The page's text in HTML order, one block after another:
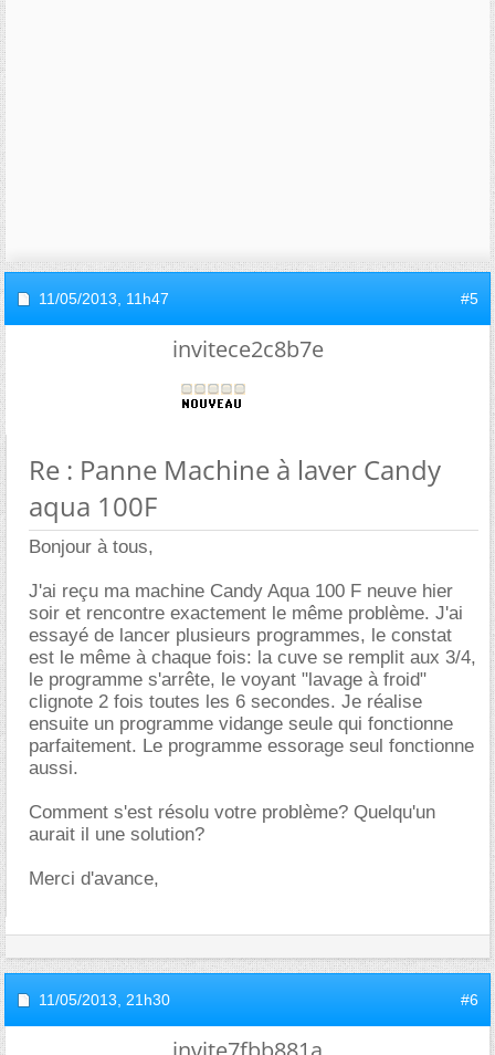
11/05/2013, 11h47 #5
invitece2c8b7e
Re : Panne Machine à laver Candy
aqua 100F
Bonjour à tous,
J'ai reçu ma machine Candy Aqua 100 F neuve hier
soir et rencontre exactement le même problème. J'ai
essayé de lancer plusieurs programmes, le constat
est le même à chaque fois: la cuve se remplit aux 3/4,
le programme s'arrête, le voyant "lavage à froid"
clignote 2 fois toutes les 6 secondes. Je réalise
ensuite un programme vidange seule qui fonctionne
parfaitement. Le programme essorage seul fonctionne
aussi.
Comment s'est résolu votre problème? Quelqu'un
aurait il une solution?
Merci d'avance,
11/05/2013, 21h30 #6